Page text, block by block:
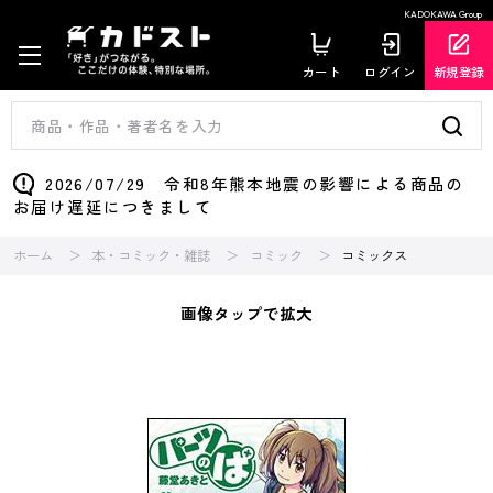
KADOKAWA Group
カート ログイン 新規登録
2026/07/29 令和8年熊本地震の影響による商品の
お届け遅延につきまして
ホーム 本・コミック・雑誌 コミック コミックス
画像タップで拡大